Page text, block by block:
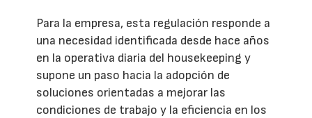
Para la empresa, esta regulación responde a
una necesidad identificada desde hace años
en la operativa diaria del housekeeping y
supone un paso hacia la adopción de
soluciones orientadas a mejorar las
condiciones de trabajo y la eficiencia en los